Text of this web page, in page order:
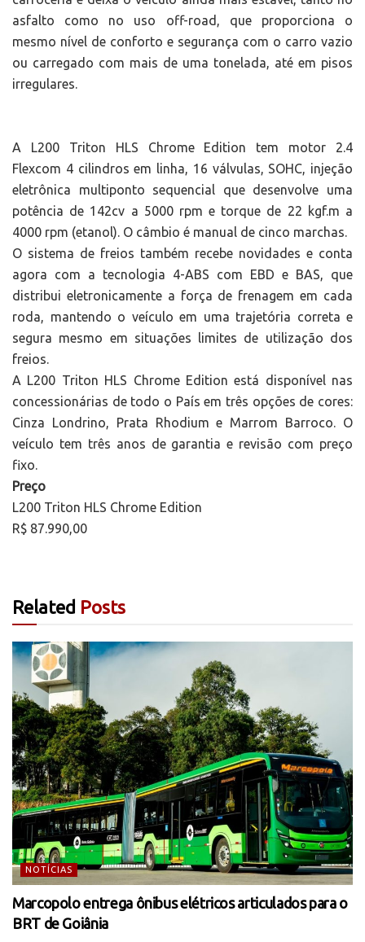
asfalto como no uso off-road, que proporciona o
mesmo nível de conforto e segurança com o carro vazio
ou carregado com mais de uma tonelada, até em pisos
irregulares.
A L200 Triton HLS Chrome Edition tem motor 2.4
Flexcom 4 cilindros em linha, 16 válvulas, SOHC, injeção
eletrônica multiponto sequencial que desenvolve uma
potência de 142cv a 5000 rpm e torque de 22 kgf.m a
4000 rpm (etanol). O câmbio é manual de cinco marchas.
O sistema de freios também recebe novidades e conta
agora com a tecnologia 4-ABS com EBD e BAS, que
distribui eletronicamente a força de frenagem em cada
roda, mantendo o veículo em uma trajetória correta e
segura mesmo em situações limites de utilização dos
freios.
A L200 Triton HLS Chrome Edition está disponível nas
concessionárias de todo o País em três opções de cores:
Cinza Londrino, Prata Rhodium e Marrom Barroco. O
veículo tem três anos de garantia e revisão com preço
fixo.
Preço
L200 Triton HLS Chrome Edition
R$ 87.990,00
Related Posts
NOTÍCIAS
Marcopolo entrega ônibus elétricos articulados para o
BRT de Goiânia